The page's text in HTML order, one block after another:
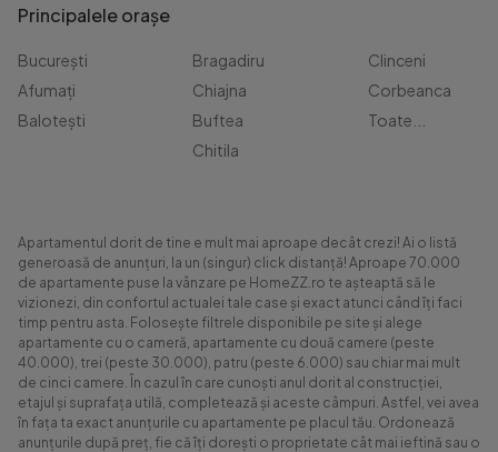
Principalele orașe
București
Afumați
Balotești
Bragadiru
Chiajna
Buftea
Chitila
Clinceni
Corbeanca
Toate...
Apartamentul dorit de tine e mult mai aproape decât crezi! Ai o listă
generoasă de anunțuri, la un (singur) click distanță! Aproape 70.000
de apartamente puse la vânzare pe HomeZZ.ro te așteaptă să le
vizionezi, din confortul actualei tale case și exact atunci când îți faci
timp pentru asta. Folosește filtrele disponibile pe site și alege
apartamente cu o cameră, apartamente cu două camere (peste
40.000), trei (peste 30.000), patru (peste 6.000) sau chiar mai mult
de cinci camere. În cazul în care cunoști anul dorit al construcției,
etajul și suprafața utilă, completează și aceste câmpuri. Astfel, vei avea
în fața ta exact anunțurile cu apartamente pe placul tău. Ordonează
anunțurile după preț, fie că îți dorești o proprietate cât mai ieftină sau o